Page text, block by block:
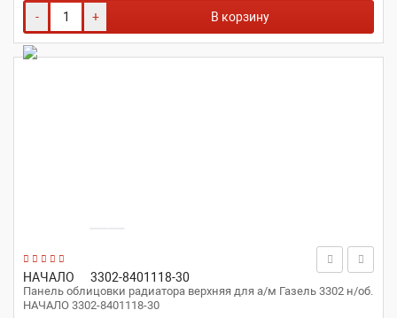
- + В корзину
НАЧАЛО 3302-8401118-30
Панель облицовки радиатора верхняя для а/м Газель 3302 н/об.
НАЧАЛО 3302-8401118-30